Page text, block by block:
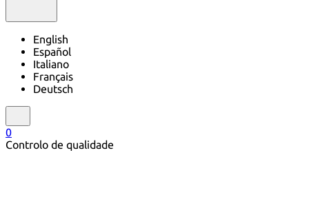
English
Español
Italiano
Français
Deutsch
0
Controlo de qualidade